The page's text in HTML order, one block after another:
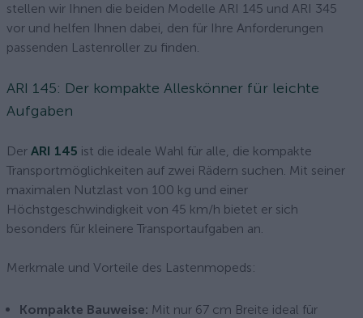
stellen wir Ihnen die beiden Modelle ARI 145 und ARI 345
vor und helfen Ihnen dabei, den für Ihre Anforderungen
passenden Lastenroller zu finden.
ARI 145: Der kompakte Alleskönner für leichte
Aufgaben
Der ARI 145 ist die ideale Wahl für alle, die kompakte
Transportmöglichkeiten auf zwei Rädern suchen. Mit seiner
maximalen Nutzlast von 100 kg und einer
Höchstgeschwindigkeit von 45 km/h bietet er sich
besonders für kleinere Transportaufgaben an.
Merkmale und Vorteile des Lastenmopeds:
Kompakte Bauweise: Mit nur 67 cm Breite ideal für